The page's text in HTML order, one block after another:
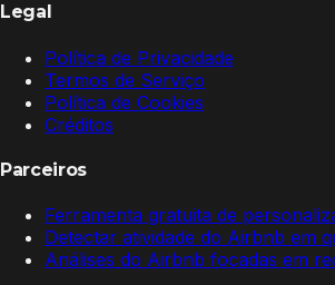
Legal
Política de Privacidade
Termos de Serviço
Política de Cookies
Créditos
Parceiros
Ferramenta gratuita de
Detectar atividade do Airbnb em
Análises do Airbnb focadas em